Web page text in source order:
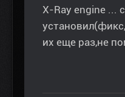
X-Ray engine ...
их еще раз,не